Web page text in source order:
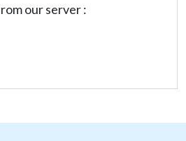
our server :